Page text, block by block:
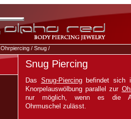
Ohrpiercing / Snug /
Snug Piercing
Das Snug-Piercingbefindet sich
Knorpelauswölbung parallel zur
nur möglich, wenn es die
Ohrmuschel zulässt.